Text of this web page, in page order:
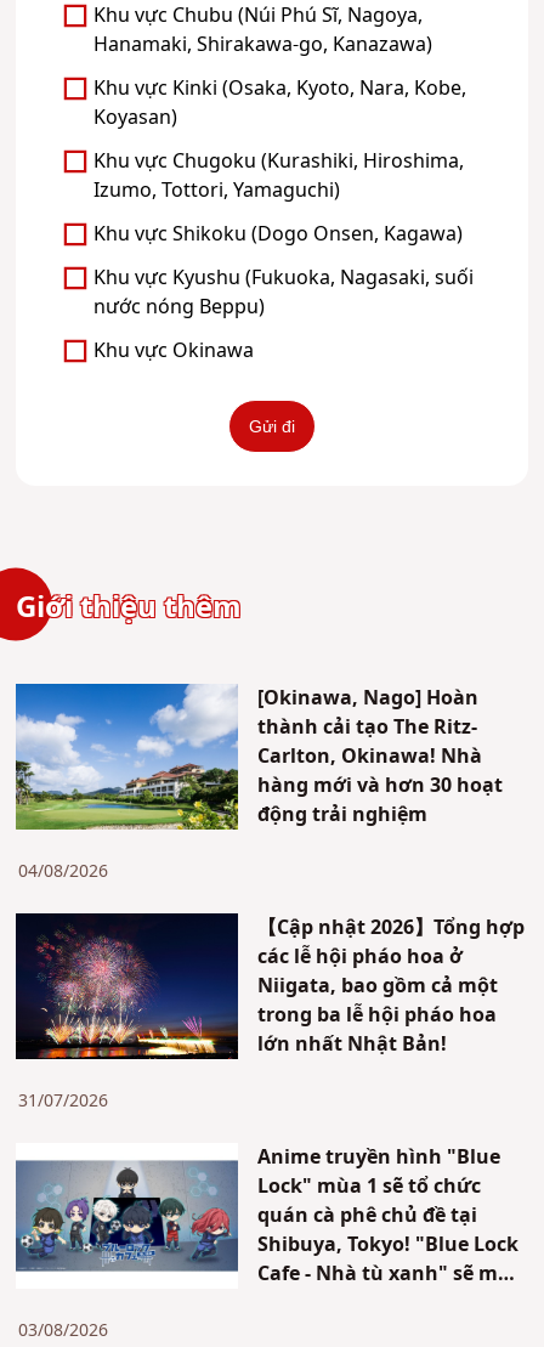
Khu vực Chubu (Núi Phú Sĩ, Nagoya,
Hanamaki, Shirakawa-go, Kanazawa)
Khu vực Kinki (Osaka, Kyoto, Nara, Kobe,
Koyasan)
Khu vực Chugoku (Kurashiki, Hiroshima,
Izumo, Tottori, Yamaguchi)
Khu vực Shikoku (Dogo Onsen, Kagawa)
Khu vực Kyushu (Fukuoka, Nagasaki, suối
nước nóng Beppu)
Khu vực Okinawa
Giới thiệu thêm
[Okinawa, Nago] Hoàn
thành cải tạo The Ritz-
Carlton, Okinawa! Nhà
hàng mới và hơn 30 hoạt
động trải nghiệm
04/08/2026
【Cập nhật 2026】Tổng hợp
các lễ hội pháo hoa ở
Niigata, bao gồm cả một
trong ba lễ hội pháo hoa
lớn nhất Nhật Bản!
31/07/2026
Anime truyền hình "Blue
Lock" mùa 1 sẽ tổ chức
quán cà phê chủ đề tại
Shibuya, Tokyo! "Blue Lock
Cafe - Nhà tù xanh" sẽ mở
03/08/2026